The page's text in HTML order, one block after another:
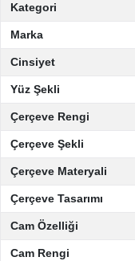
Kategori
Marka
Cinsiyet
Yüz Şekli
Çerçeve Rengi
Çerçeve Şekli
Çerçeve Materyali
Çerçeve Tasarımı
Cam Özelliği
Cam Rengi